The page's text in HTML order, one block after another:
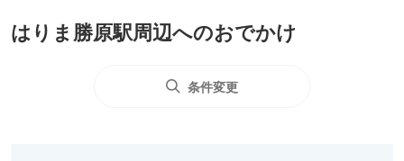
はりま勝原駅周辺へのおでかけ
条件変更